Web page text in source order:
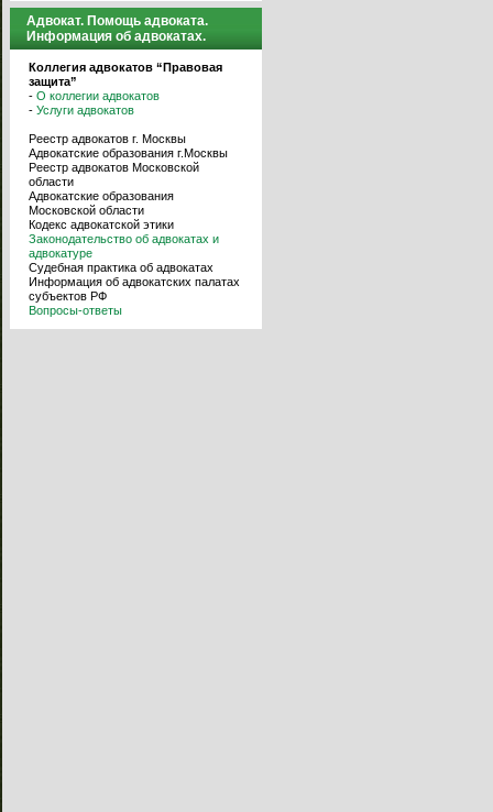
Адвокат. Помощь адвоката.
Информация об адвокатах.
Коллегия адвокатов “Правовая
защита”
- О коллегии адвокатов
- Услуги адвокатов
Реестр адвокатов г. Москвы
Адвокатские образования г.Москвы
Реестр адвокатов Московской
области
Адвокатские образования
Московской области
Кодекс адвокатской этики
Законодательство об адвокатах и
адвокатуре
Судебная практика об адвокатах
Информация об адвокатских палатах
субъектов РФ
Вопросы-ответы